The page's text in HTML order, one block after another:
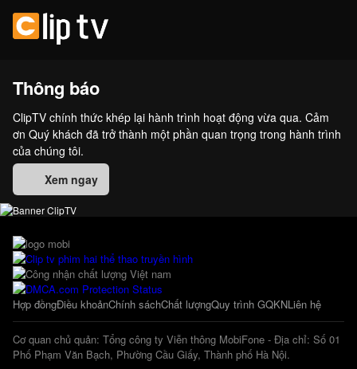
Thông báo
ClipTV chính thức khép lại hành trình hoạt động vừa qua. Cảm
ơn Quý khách đã trở thành một phần quan trọng trong hành trình
của chúng tôi.
Xem ngay
Hợp đồngĐiều khoảnChính sáchChất lượngQuy trình GQKNLiên hệ
Cơ quan chủ quản: Tổng công ty Viễn thông MobiFone - Địa chỉ: Số 01
Phố Phạm Văn Bạch, Phường Cầu Giấy, Thành phố Hà Nội.